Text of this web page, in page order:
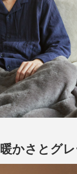
かさとグ